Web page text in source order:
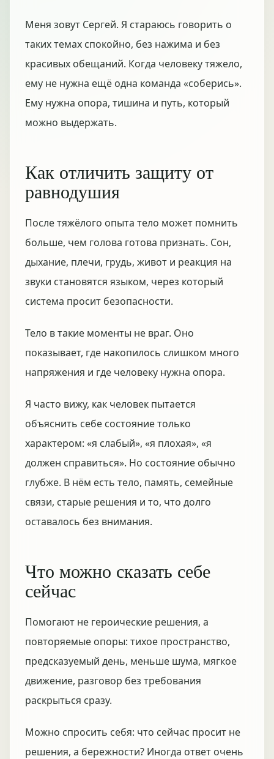
Меня зовут Сергей. Я стараюсь говорить о
таких темах спокойно, без нажима и без
красивых обещаний. Когда человеку тяжело,
ему не нужна ещё одна команда «соберись».
Ему нужна опора, тишина и путь, который
можно выдержать.
Как отличить защиту от
равнодушия
После тяжёлого опыта тело может помнить
больше, чем голова готова признать. Сон,
дыхание, плечи, грудь, живот и реакция на
звуки становятся языком, через который
система просит безопасности.
Тело в такие моменты не враг. Оно
показывает, где накопилось слишком много
напряжения и где человеку нужна опора.
Я часто вижу, как человек пытается
объяснить себе состояние только
характером: «я слабый», «я плохая», «я
должен справиться». Но состояние обычно
глубже. В нём есть тело, память, семейные
связи, старые решения и то, что долго
оставалось без внимания.
Что можно сказать себе
сейчас
Помогают не героические решения, а
повторяемые опоры: тихое пространство,
предсказуемый день, меньше шума, мягкое
движение, разговор без требования
раскрыться сразу.
Можно спросить себя: что сейчас просит не
решения, а бережности? Иногда ответ очень